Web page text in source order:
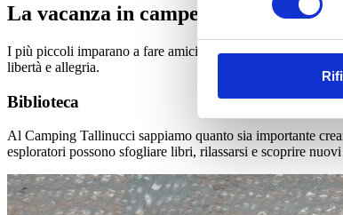
La vacanza in campeggio è una
I più piccoli imparano a fare amicizia in modo autentico,
libertà e allegria.
Biblioteca
Al Camping Tallinucci sappiamo quanto sia importante
esploratori possono sfogliare libri, rilassarsi e scoprire